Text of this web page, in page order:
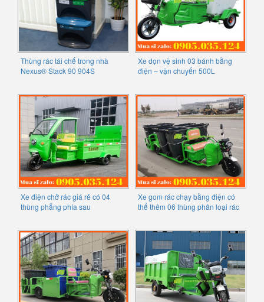
Thùng rác tái chế trong nhà
Nexus® Stack 90 904S
Xe dọn vệ sinh 03 bánh bằng
điện – vận chuyển 500L
Xe điện chở rác giá rẻ có 04
thùng phẳng phía sau
Xe gom rác chạy bằng điện có
thể thêm 06 thùng phân loại rác